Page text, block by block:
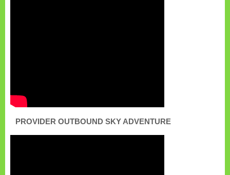
PROVIDER OUTBOUND SKY ADVENTURE